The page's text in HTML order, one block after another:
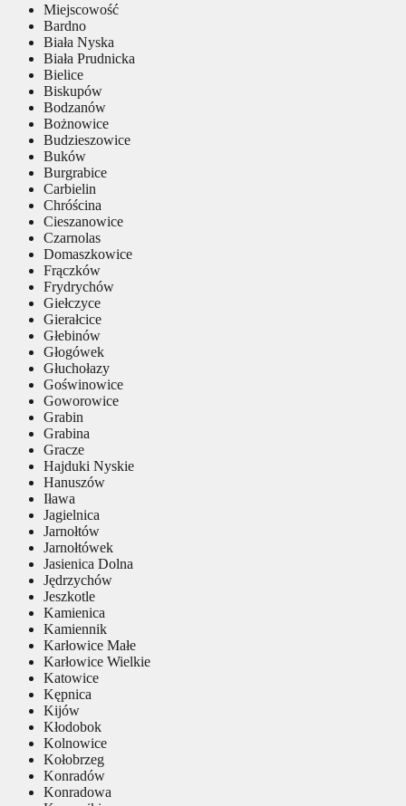
Miejscowość
Bardno
Biała Nyska
Biała Prudnicka
Bielice
Biskupów
Bodzanów
Bożnowice
Budzieszowice
Buków
Burgrabice
Carbielin
Chróścina
Cieszanowice
Czarnolas
Domaszkowice
Frączków
Frydrychów
Giełczyce
Gierałcice
Głebinów
Głogówek
Głuchołazy
Goświnowice
Goworowice
Grabin
Grabina
Gracze
Hajduki Nyskie
Hanuszów
Iława
Jagielnica
Jarnołtów
Jarnołtówek
Jasienica Dolna
Jędrzychów
Jeszkotle
Kamienica
Kamiennik
Karłowice Małe
Karłowice Wielkie
Katowice
Kępnica
Kijów
Kłodobok
Kolnowice
Kołobrzeg
Konradów
Konradowa